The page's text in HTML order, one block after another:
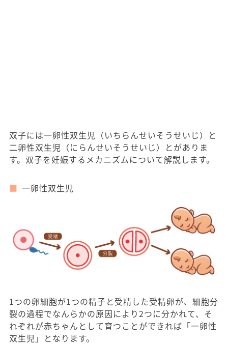
双子には一卵性双生児（いちらんせいそうせいじ）と
二卵性双生児（にらんせいそうせいじ）とがありま
す。双子を妊娠するメカニズムについて解説します。
一卵性双生児
1つの卵細胞が1つの精子と受精した受精卵が、細胞分
裂の過程でなんらかの原因により2つに分かれて、そ
れぞれが赤ちゃんとして育つことができれば「一卵性
双生児」となります。